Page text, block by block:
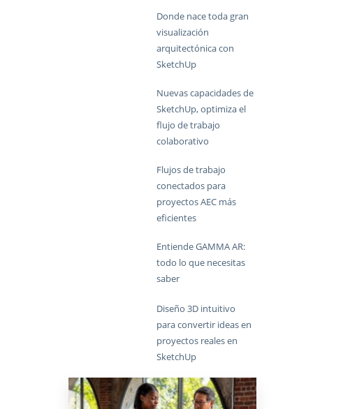
Donde nace toda gran
visualización
arquitectónica con
SketchUp
Nuevas capacidades de
SketchUp, optimiza el
flujo de trabajo
colaborativo
Flujos de trabajo
conectados para
proyectos AEC más
eficientes
Entiende GAMMA AR:
todo lo que necesitas
saber
Diseño 3D intuitivo
para convertir ideas en
proyectos reales en
SketchUp